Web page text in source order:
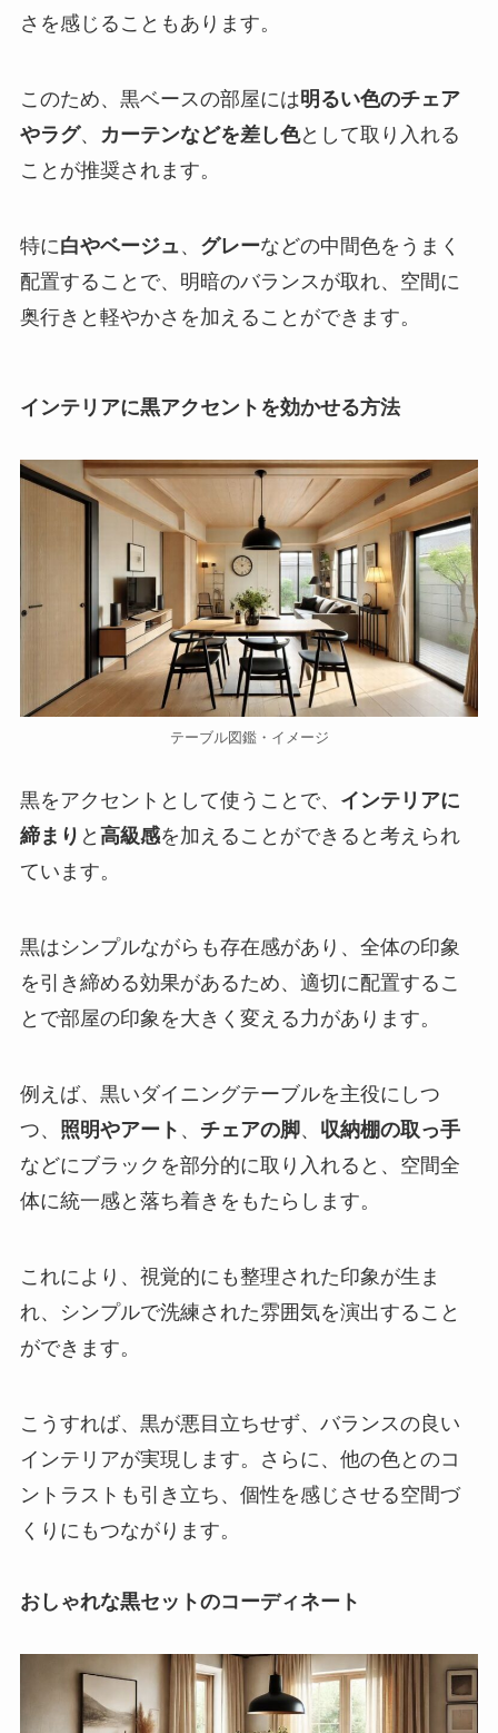
さを感じることもあります。
このため、黒ベースの部屋には明るい色のチェア
やラグ、 カーテンなどを差し色として取り入れる
ことが推奨されます。
特に白やベージュ 、 グレーなどの中間色をうまく
配置することで、明暗のバランスが取れ、空間に
奥行きと軽やかさを加えることができます。
インテリアに黒アクセントを効かせる方法
テーブル図鑑・イメージ
黒をアクセントとして使うことで、 インテリアに
締まり と 高級感を加えることができると考えられ
ています。
黒はシンプルながらも存在感があり、全体の印象
を引き締める効果があるため、適切に配置するこ
とで部屋の印象を大きく変える力があります。
例えば、黒いダイニングテーブルを主役にしつ
つ、 照明やアート 、 チェアの脚、 収納棚の取っ手
などにブラックを部分的に取り入れると、空間全
体に統一感と落ち着きをもたらします。
これにより、視覚的にも整理された印象が生ま
れ、シンプルで洗練された雰囲気を演出すること
ができます。
こうすれば、黒が悪目立ちせず、バランスの良い
インテリアが実現します。さらに、他の色とのコ
ントラストも引き立ち、個性を感じさせる空間づ
くりにもつながります。
おしゃれな黒セットのコーディネート